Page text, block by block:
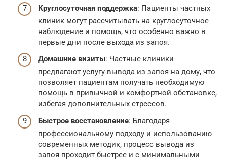
Круглосуточная поддержка: Пациенты частных
клиник могут рассчитывать на круглосуточное
наблюдение и помощь, что особенно важно в
первые дни после выхода из запоя.
Домашние визиты: Частные клиники
предлагают услугу вывода из запоя на дому, что
позволяет пациентам получать необходимую
помощь в привычной и комфортной обстановке,
избегая дополнительных стрессов.
Быстрое восстановление: Благодаря
профессиональному подходу и использованию
современных методик, процесс вывода из
запоя проходит быстрее и с минимальными